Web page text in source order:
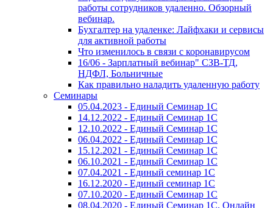
работы сотрудников удаленно. Обзорный
вебинар.
Бухгалтер на удаленке: Лайфхаки и сервисы
для активной работы
Что изменилось в связи с коронавирусом
16/06 - Зарплатный вебинар" СЗВ-ТД,
НДФЛ, Больничные
Как правильно наладить удаленную работу
Семинары
05.04.2023 - Единый Семинар 1С
14.12.2022 - Единый Семинар 1С
12.10.2022 - Единый Семинар 1С
06.04.2022 - Единый Семинар 1С
15.12.2021 - Единый Семинар 1С
06.10.2021 - Единый Семинар 1С
07.04.2021 - Единый семинар 1С
16.12.2020 - Единый семинар 1С
07.10.2020 - Единый Семинар 1С
08.04.2020 - Единый Семинар 1С. Онлайн